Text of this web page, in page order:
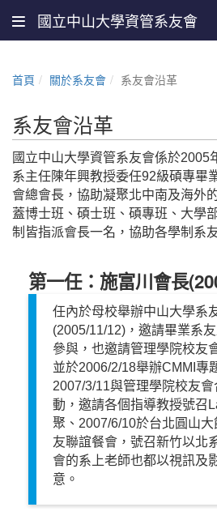
國立中山大學資管系友會
首頁 關於系友會 系友會沿革
系友會沿革
國立中山大學資管系友會係於2005
系主任陳年興教授委任92級碩專畢
會總會長，協助凝聚北中南及海外
蓋博士班、碩士班、碩專班、大學
制皆指派會長一名，協助各學制系
第一任：施富川會長
任內於母校舉辦中山大學系
(2005/11/12)，邀請畢業系
參與，也邀請管理學院校友
並於2006/2/18舉辦CMMI專
2007/3/11與管理學院校友
動，邀請各個指導教授號召
聚、2007/6/10於台北圓山
友聯誼餐會，號召新竹以北
會的系上老師也都以視訊及
意。